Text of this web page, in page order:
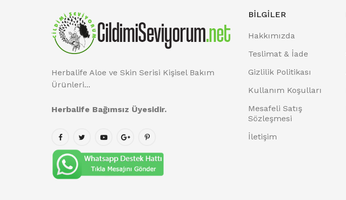
Herbalife Aloe ve Skin Serisi Kişisel Bakım
Ürünleri...
Herbalife Bağımsız Üyesidir.
BILGILER
Hakkımızda
Teslimat & İade
Gizlilik Politikası
Kullanım Koşulları
Mesafeli Satış
Sözleşmesi
İletişim